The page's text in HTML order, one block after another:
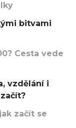
bitvami
Cesta vede
vzdělání i
začít se